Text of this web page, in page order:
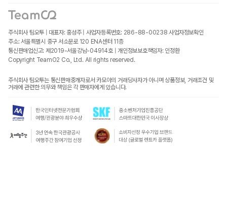
주식회사 팀오투 | 대표자: 홍성주 | 사업자등록번호: 286-88-00238 사업자정보확인
주소: 서울특별시 중구 서소문로 120 ENA센터 11층
통신판매업신고: 제2019-서울강남-04914호 | 개인정보보호책임자: 인정환
Copyright TeamO2 Co., Ltd. All rights reserved.
주식회사 팀오투는 통신판매중개자로서 카모아의 거래당사자가 아니며 상품정보, 거래조건 및
거래에 관련한 의무와 책임은 각 판매자에게 있습니다.